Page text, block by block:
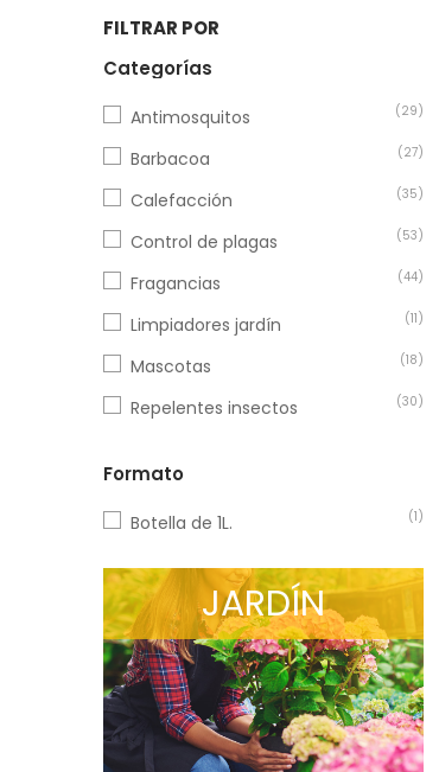
FILTRAR POR
Categorías
Antimosquitos (29)
Barbacoa (27)
Calefacción (35)
Control de plagas (53)
Fragancias (44)
Limpiadores jardín (11)
Mascotas (18)
Repelentes insectos (30)
Formato
Botella de 1L. (1)
JARDÍN